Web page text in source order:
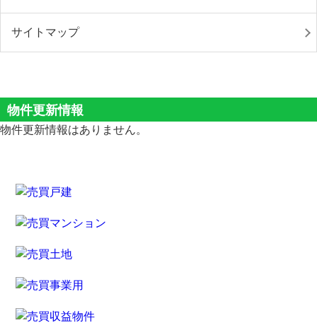
サイトマップ
物件更新情報
物件更新情報はありません。